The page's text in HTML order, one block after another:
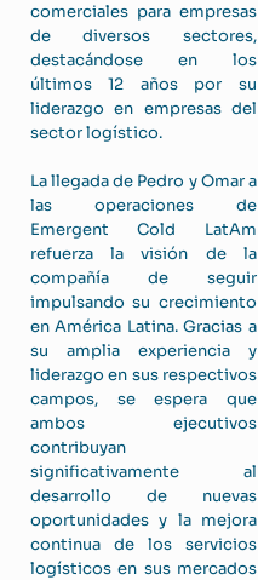
comerciales para empresas
de diversos sectores,
destacándose en los
últimos 12 años por su
liderazgo en empresas del
sector logístico.
La llegada de Pedro y Omar a
las operaciones de
Emergent Cold LatAm
refuerza la visión de la
compañía de seguir
impulsando su crecimiento
en América Latina. Gracias a
su amplia experiencia y
liderazgo en sus respectivos
campos, se espera que
ambos ejecutivos
contribuyan
significativamente al
desarrollo de nuevas
oportunidades y la mejora
continua de los servicios
logísticos en sus mercados